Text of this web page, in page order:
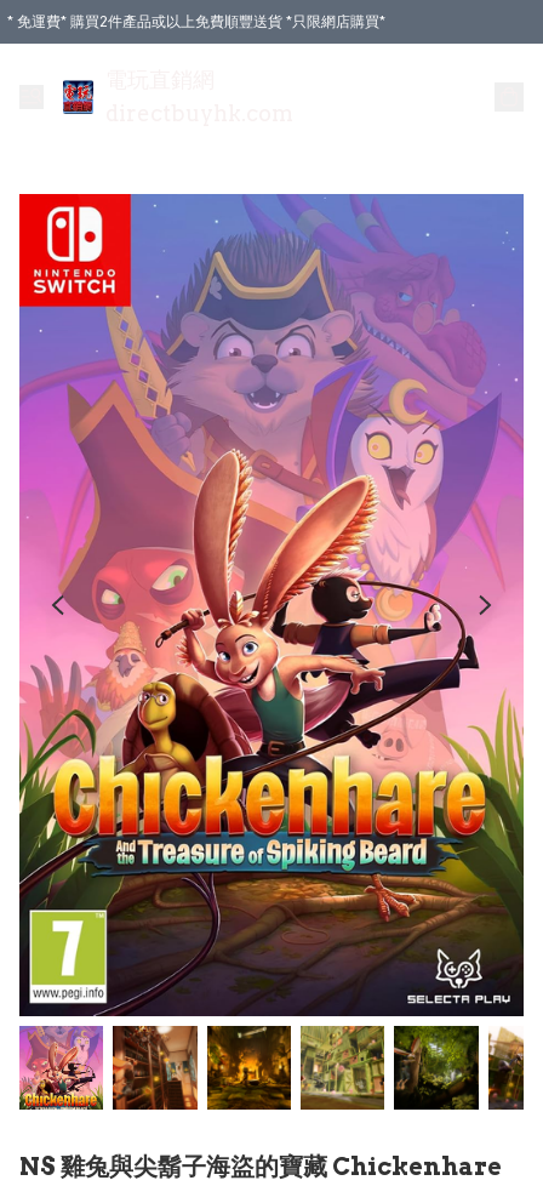
* 免運費* 購買2件產品或以上免費順豐送貨 *只限網店購買*
NS 雞兔與尖鬍子海盜的寶藏 Chickenhare